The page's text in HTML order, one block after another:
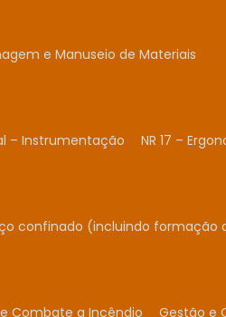
e Manuseio de Materiais
– Instrumentação NR 17 –
confinado (incluindo formação
Combate a Incêndio Gestão e